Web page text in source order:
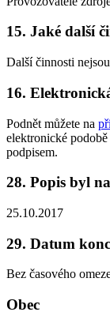
15. Jaké další
Další činnosti
16.
Podnět můžete na
elektronické
podpisem.
28. Popis byl
25.10.2017
29. Datum
Bez časového
Obec